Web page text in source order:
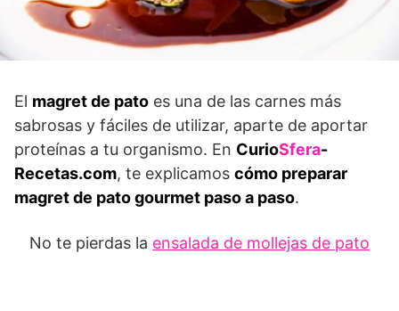
El magret de pato es una de las carnes más
sabrosas y fáciles de utilizar, aparte de aportar
proteínas a tu organismo. En CurioSfera-
Recetas.com, te explicamos cómo preparar
magret de pato gourmet paso a paso.
No te pierdas la ensalada de mollejas de pato